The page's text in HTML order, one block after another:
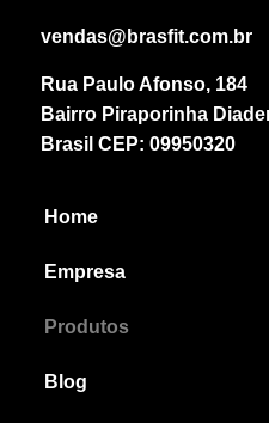
vendas@brasfit.com.br
Rua Paulo Afonso, 184
Bairro Piraporinha
Brasil CEP: 09950320
Home
Empresa
Produtos
Blog